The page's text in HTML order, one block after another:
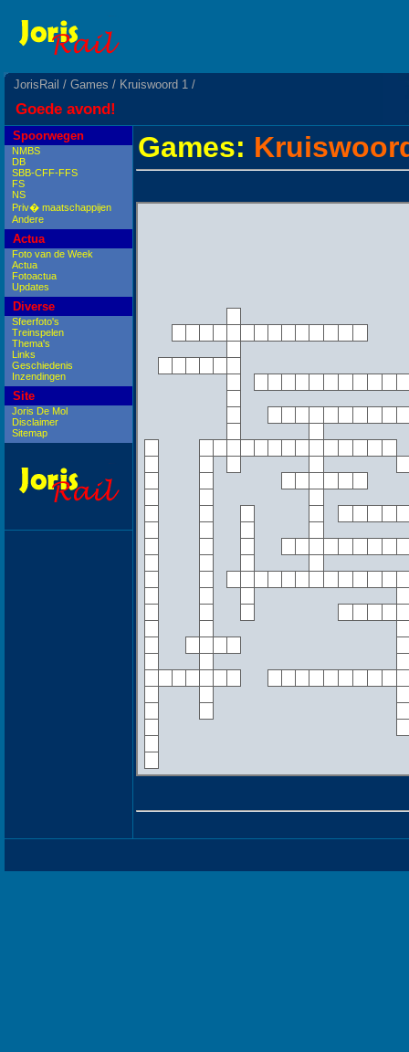
JorisRail / Games / Kruiswoord 1 /
Goede avond!
Spoorwegen
NMBS
DB
SBB-CFF-FFS
FS
NS
Priv� maatschappijen
Andere
Actua
Foto van de Week
Actua
Fotoactua
Updates
Diverse
Sfeerfoto's
Treinspelen
Thema's
Links
Geschiedenis
Inzendingen
Site
Joris De Mol
Disclaimer
Sitemap
Games: